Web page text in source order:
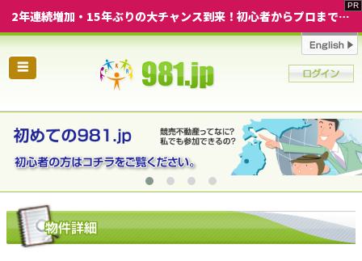
2年連続増加・15年ぶりの大チャンス到来！初心者からプロまで網羅する「競売不動産・超実践投資セミナー」♦神奈川県 横浜 in 神奈川
☰